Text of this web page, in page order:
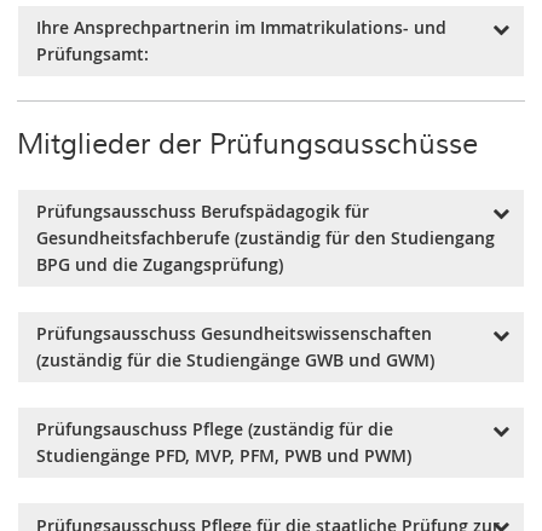
Ihre Ansprechpartnerin im Immatrikulations- und
Prüfungsamt:
Mitarbeiterin im Immatrikulations- und
Studiengängen
hinz@hs-nb.de
Raum 256 - Haus 1
Mitglieder der Prüfungsausschüsse
Prüfungsausschuss Berufspädagogik für
Gesundheitsfachberufe (zuständig für den Studiengang
BPG und die Zugangsprüfung)
stellvertretender Vorsitz: Prof. Dr. Susanne Hartung
weiteres Mitglied: Prof. Dr. Hanna Janetzke
Dr. Harald Seider
Studentisches Mitglied: Toni Reimnitz
Prüfungsausschuss Gesundheitswissenschaften
(zuständig für die Studiengänge GWB und GWM)
stellvertretender Vorsitz: Prof. Dr. Hanna Janetzke
weiteres Mitglied: Prof. Dr. Daniel Schönefeld
Dr. Bernhard Langer, Prof. Dr. Harald Seider
Prüfungsauschuss Pflege (zuständig für die
Studiengänge PFD, MVP, PFM, PWB und PWM)
Prüfungsausschuss Pflege für die staatliche Prüfung zur